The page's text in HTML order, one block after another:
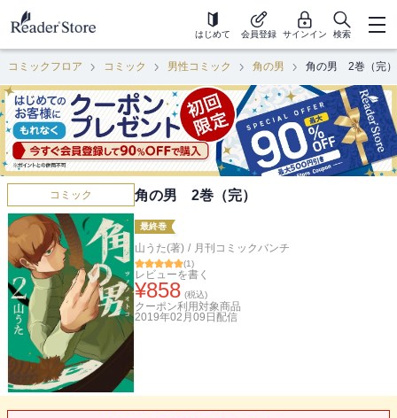
はじめて 会員登録 サインイン 検索
コミックフロア コミック 男性コミック 角の男 角の男 2巻（完）
コミック 角の男 2巻（完）
最終巻
山うた(著) / 月刊コミックバンチ
(1)
レビューを書く
¥858 (税込)
クーポン利用対象商品
2019年02月09日 配信